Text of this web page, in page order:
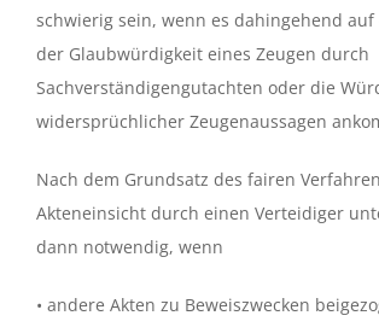
schwierig sein, wenn es dahingehend
der Glaubwürdigkeit eines Zeugen durch
Sachverständigengutachten oder die
widersprüchlicher Zeugenaussagen
Nach dem Grundsatz des fairen
Akteneinsicht durch einen Verteidiger
dann notwendig, wenn
• andere Akten zu Beweiszwecken